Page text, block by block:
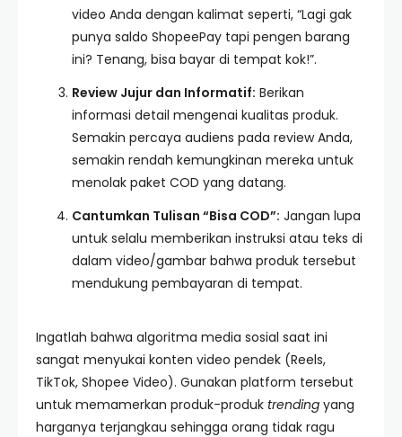
video Anda dengan kalimat seperti, “Lagi gak
punya saldo ShopeePay tapi pengen barang
ini? Tenang, bisa bayar di tempat kok!”.
Review Jujur dan Informatif: Berikan
informasi detail mengenai kualitas produk.
Semakin percaya audiens pada review Anda,
semakin rendah kemungkinan mereka untuk
menolak paket COD yang datang.
Cantumkan Tulisan “Bisa COD”: Jangan lupa
untuk selalu memberikan instruksi atau teks di
dalam video/gambar bahwa produk tersebut
mendukung pembayaran di tempat.
Ingatlah bahwa algoritma media sosial saat ini
sangat menyukai konten video pendek (Reels,
TikTok, Shopee Video). Gunakan platform tersebut
untuk memamerkan produk-produk trending yang
harganya terjangkau sehingga orang tidak ragu